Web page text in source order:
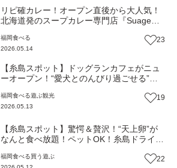
リピ確カレー！オープン直後から大人気！
北海道発のスープカレー専門店『Suage』
見逃せない（福岡市南区大橋）【まち歩
き】
福岡食べる
2026.05.14
23
【糸島スポット】ドッグランカフェがニュ
ーオープン！“愛犬とのんびり過ごせる”人
『Tràccia』で思い出に残る特別なひととき
を（福岡・糸島）【まち歩き】
福岡食べる遊ぶ観光
2026.05.13
19
【糸島スポット】驚愕＆贅沢！“天上卵”が
なんと食べ放題！ペットOK！糸島ドライブ
ェ『UOVO』（福岡・糸島）【まち歩き】
福岡食べる買う遊ぶ
22